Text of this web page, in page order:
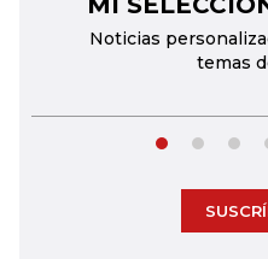
Noticias
temas